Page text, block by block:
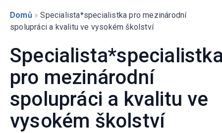
Domů » Specialista*specialistka pro mezinárodní
spolupráci a kvalitu ve vysokém školství
pro mezinárodní
spolupráci a kvalitu ve
vysokém školství